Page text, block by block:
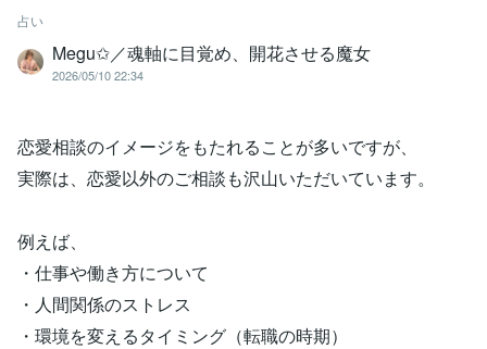
占い
Megu✩／魂軸に目覚め、開花させる魔女
2026/05/10 22:34
恋愛相談のイメージをもたれることが多いですが、
実際は、恋愛以外のご相談も沢山いただいています。
例えば、
・仕事や働き方について
・人間関係のストレス
・環境を変えるタイミング（転職の時期）